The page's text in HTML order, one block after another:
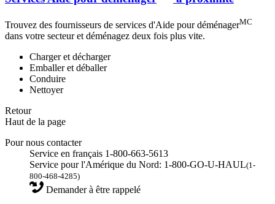
Trouvez des fournisseurs de services d'Aide pour déménagerMC
dans votre secteur et déménagez deux fois plus vite.
Charger et décharger
Emballer et déballer
Conduire
Nettoyer
Retour
Haut de la page
Pour nous contacter
Service en français 1-800-663-5613
Service pour l'Amérique du Nord: 1-800-GO-U-HAUL(1-
800-468-4285)
Demander à être rappelé